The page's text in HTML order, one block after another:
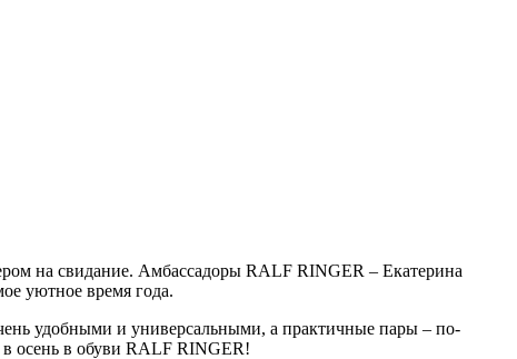
на свидание. Амбассадоры RALF RINGER – Екатерина
уютное время года.
удобными и универсальными, а практичные пары – по-
осень в обуви RALF RINGER!